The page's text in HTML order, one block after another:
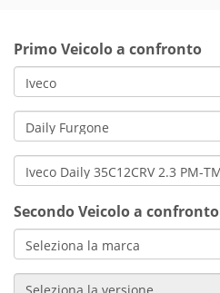
Primo Veicolo a confronto
Secondo Veicolo a confronto